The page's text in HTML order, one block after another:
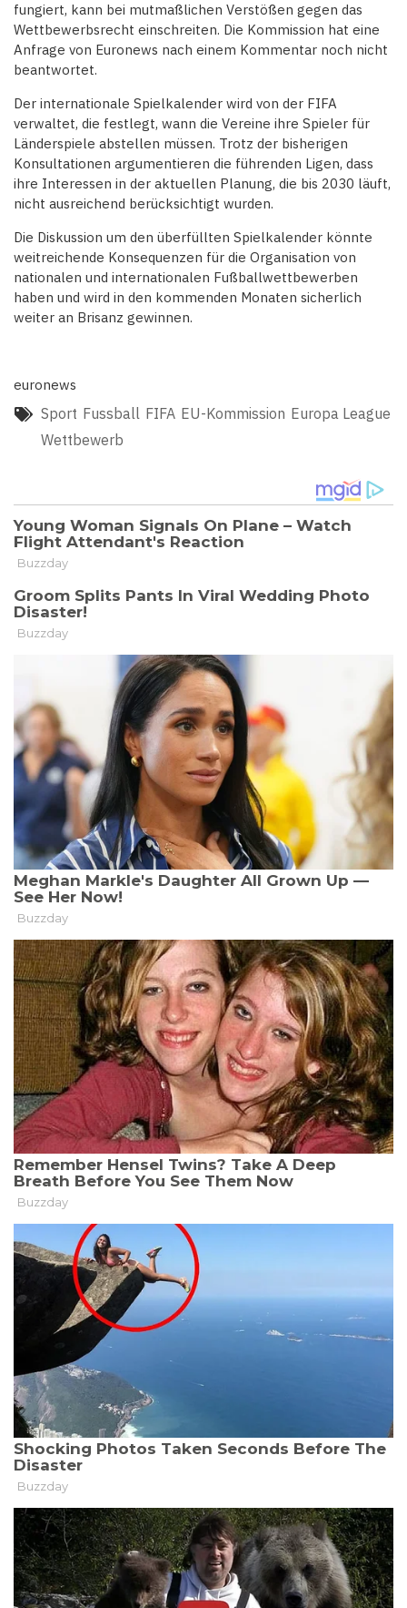
fungiert, kann bei mutmaßlichen Verstößen gegen das
Wettbewerbsrecht einschreiten. Die Kommission hat eine
Anfrage von Euronews nach einem Kommentar noch nicht
beantwortet.
Der internationale Spielkalender wird von der FIFA
verwaltet, die festlegt, wann die Vereine ihre Spieler für
Länderspiele abstellen müssen. Trotz der bisherigen
Konsultationen argumentieren die führenden Ligen, dass
ihre Interessen in der aktuellen Planung, die bis 2030 läuft,
nicht ausreichend berücksichtigt wurden.
Die Diskussion um den überfüllten Spielkalender könnte
weitreichende Konsequenzen für die Organisation von
nationalen und internationalen Fußballwettbewerben
haben und wird in den kommenden Monaten sicherlich
weiter an Brisanz gewinnen.
euronews
Sport Fussball FIFA EU-Kommission Europa League
Wettbewerb